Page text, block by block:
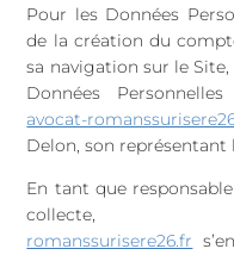
Pour les Données
de la création du
sa navigation sur le
Données
avocat-
Delon, son représentant
En tant que
collecte,
romanssurisere26.fr